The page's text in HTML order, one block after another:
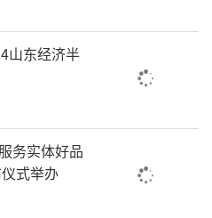
山东经济半
务实体好品
式举办